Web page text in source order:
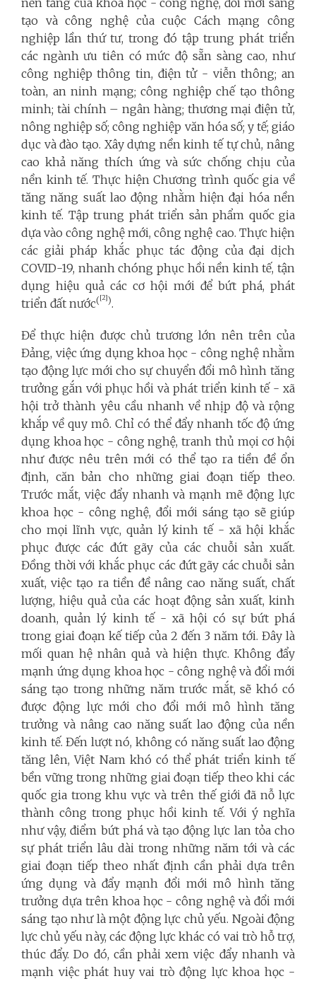
tạo và công nghệ của cuộc Cách mạng công
nghiệp lần thứ tư, trong đó tập trung phát triển
các ngành ưu tiên có mức độ sẵn sàng cao, như
công nghiệp thông tin, điện tử - viễn thông; an
toàn, an ninh mạng; công nghiệp chế tạo thông
minh; tài chính – ngân hàng; thương mại điện tử,
nông nghiệp số; công nghiệp văn hóa số; y tế; giáo
dục và đào tạo. Xây dựng nền kinh tế tự chủ, nâng
cao khả năng thích ứng và sức chống chịu của
nền kinh tế. Thực hiện Chương trình quốc gia về
tăng năng suất lao động nhằm hiện đại hóa nền
kinh tế. Tập trung phát triển sản phẩm quốc gia
dựa vào công nghệ mới, công nghệ cao. Thực hiện
các giải pháp khắc phục tác động của đại dịch
COVID-19, nhanh chóng phục hồi nền kinh tế, tận
dụng hiệu quả các cơ hội mới để bứt phá, phát
triển đất nước([2]).
Để thực hiện được chủ trương lớn nên trên của
Đảng, việc ứng dụng khoa học - công nghệ nhằm
tạo động lực mới cho sự chuyển đổi mô hình tăng
trưởng gắn với phục hồi và phát triển kinh tế - xã
hội trở thành yêu cầu nhanh về nhịp độ và rộng
khắp về quy mô. Chỉ có thể đẩy nhanh tốc độ ứng
dụng khoa học - công nghệ, tranh thủ mọi cơ hội
như được nêu trên mới có thể tạo ra tiền đề ổn
định, căn bản cho những giai đoạn tiếp theo.
Trước mắt, việc đẩy nhanh và mạnh mẽ động lực
khoa học - công nghệ, đổi mới sáng tạo sẽ giúp
cho mọi lĩnh vực, quản lý kinh tế - xã hội khắc
phục được các đứt gãy của các chuỗi sản xuất.
Đồng thời với khắc phục các đứt gãy các chuỗi sản
xuất, việc tạo ra tiền đề nâng cao năng suất, chất
lượng, hiệu quả của các hoạt động sản xuất, kinh
doanh, quản lý kinh tế - xã hội có sự bứt phá
trong giai đoạn kế tiếp của 2 đến 3 năm tới. Đây là
mối quan hệ nhân quả và hiện thực. Không đẩy
mạnh ứng dụng khoa học - công nghệ và đổi mới
sáng tạo trong những năm trước mắt, sẽ khó có
được động lực mới cho đổi mới mô hình tăng
trưởng và nâng cao năng suất lao động của nền
kinh tế. Đến lượt nó, không có năng suất lao động
tăng lên, Việt Nam khó có thể phát triển kinh tế
bền vững trong những giai đoạn tiếp theo khi các
quốc gia trong khu vực và trên thế giới đã nỗ lực
thành công trong phục hồi kinh tế. Với ý nghĩa
như vậy, điểm bứt phá và tạo động lực lan tỏa cho
sự phát triển lâu dài trong những năm tới và các
giai đoạn tiếp theo nhất định cần phải dựa trên
ứng dụng và đẩy mạnh đổi mới mô hình tăng
trưởng dựa trên khoa học - công nghệ và đổi mới
sáng tạo như là một động lực chủ yếu. Ngoài động
lực chủ yếu này, các động lực khác có vai trò hỗ trợ,
thúc đẩy. Do đó, cần phải xem việc đẩy nhanh và
mạnh việc phát huy vai trò động lực khoa học -